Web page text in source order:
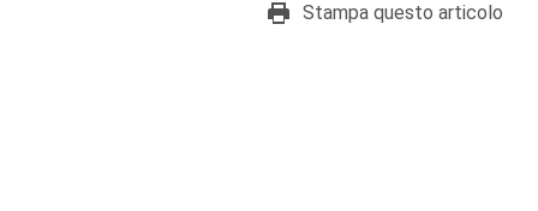
Stampa questo articolo